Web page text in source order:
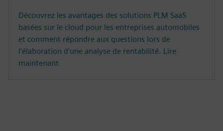
Découvrez les avantages des solutions PLM SaaS
basées sur le cloud pour les entreprises automobiles
et comment répondre aux questions lors de
l'élaboration d'une analyse de rentabilité. Lire
maintenant